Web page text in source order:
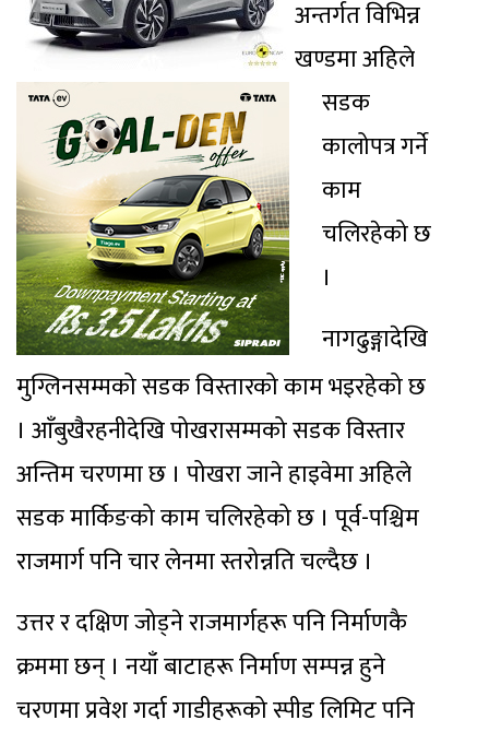
अन्तर्गत विभिन्न
खण्डमा अहिले
सडक
कालोपत्र गर्ने
काम
चलिरहेको छ
।
नागढुङ्गादेखि
मुग्लिनसम्मको सडक विस्तारको काम भइरहेको छ
। आँबुखैरहनीदेखि पोखरासम्मको सडक विस्तार
अन्तिम चरणमा छ । पोखरा जाने हाइवेमा अहिले
सडक मार्किङको काम चलिरहेको छ । पूर्व-पश्चिम
राजमार्ग पनि चार लेनमा स्तरोन्नति चल्दैछ ।
उत्तर र दक्षिण जोड्ने राजमार्गहरू पनि निर्माणकै
क्रममा छन् । नयाँ बाटाहरू निर्माण सम्पन्न हुने
चरणमा प्रवेश गर्दा गाडीहरूको स्पीड लिमिट पनि